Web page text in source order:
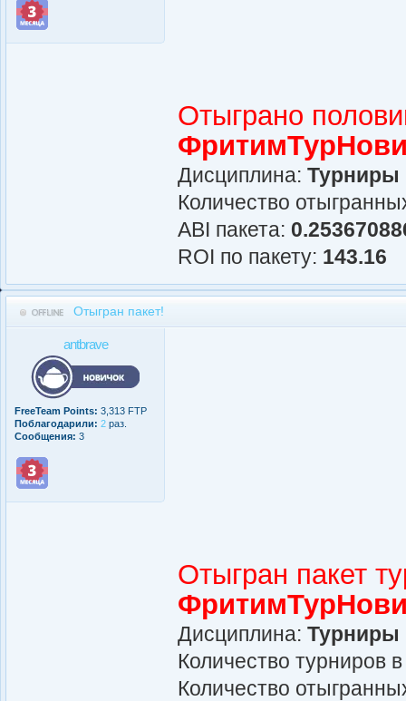
Отыграно
Дисциплина: Турниры
Количество
АBI пакета:
ROI по пакету: 143.16
Отыгран пакет!
antbrave
FreeTeam Points: 3,313 FTP
Поблагодарили: 2 раз.
Сообщения: 3
Отыгран пакет
Дисциплина: Турниры
Количество турниров
Количество